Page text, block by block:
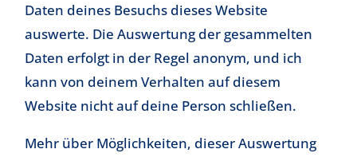
Daten deines Besuchs dieses Website
auswerte. Die Auswertung der gesammelten
Daten erfolgt in der Regel anonym, und ich
kann von deinem Verhalten auf diesem
Website nicht auf deine Person schließen.
Mehr über Möglichkeiten, dieser Auswertung